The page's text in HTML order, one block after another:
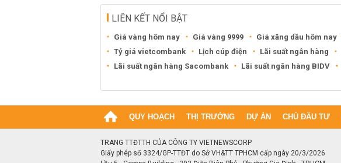
LIÊN KẾT NỔI BẬT
Giá vàng hôm nay Giá vàng 9999 Giá xăng dầu hôm nay
Tỷ giá vietcombank
Lịch cúp điện Lãi suất ngân hàng
Lãi suất ngân hàng Sacombank
Lãi suất ngân hàng BIDV
QUY HOẠCH THỊ TRƯỜNG DỰ ÁN CHỦ ĐẦU TƯ
TRANG TTĐTTH CỦA CÔNG TY VIETNEWSCORP
Giấy phép số 3324/GP-TTĐT do Sở VH&TT TPHCM cấp ngày 20/3/2026